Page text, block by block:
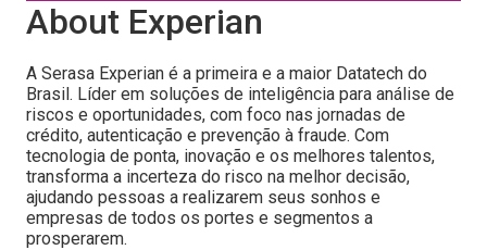
About Experian
A Serasa Experian é a primeira e a maior Datatech do
Brasil. Líder em soluções de inteligência para análise de
riscos e oportunidades, com foco nas jornadas de
crédito, autenticação e prevenção à fraude. Com
tecnologia de ponta, inovação e os melhores talentos,
transforma a incerteza do risco na melhor decisão,
ajudando pessoas a realizarem seus sonhos e
empresas de todos os portes e segmentos a
prosperarem.